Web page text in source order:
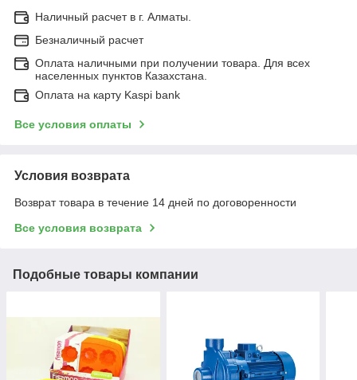
Наличный расчет в г. Алматы.
Безналичный расчет
Оплата наличными при получении товара. Для всех
населенных пунктов Казахстана.
Оплата на карту Kaspi bank
Все условия оплаты
Условия возврата
Возврат товара в течение 14 дней по договоренности
Все условия возврата
Подобные товары компании